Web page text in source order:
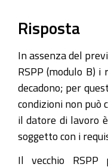
Risposta
In assenza del
RSPP (modulo B)
decadono; per
condizioni non può
il datore di lavoro
soggetto con i
Il vecchio